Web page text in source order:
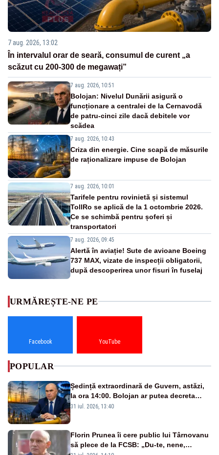
7 aug. 2026, 13:02
În intervalul orar de seară, consumul de curent „a
scăzut cu 200-300 de megawați”
7 aug. 2026, 10:51
Bolojan: Nivelul Dunării asigură o
funcționare a centralei de la Cernavodă
de patru-cinci zile dacă debitele vor
scădea
7 aug. 2026, 10:43
Criza din energie. Cine scapă de măsurile
de raționalizare impuse de Bolojan
7 aug. 2026, 10:01
Tarifele pentru rovinietă și sistemul
TollRo se aplică de la 1 octombrie 2026.
Ce se schimbă pentru șoferi și
transportatori
7 aug. 2026, 09:45
Alertă în aviație! Sute de avioane Boeing
737 MAX, vizate de inspecții obligatorii,
după descoperirea unor fisuri în fuselaj
URMĂREȘTE-NE PE
Facebook YouTube
POPULAR
Ședință extraordinară de Guvern, astăzi,
la ora 14:00. Bolojan ar putea decreta
stare de urgență energetică
31 iul. 2026, 13:40
Florin Prunea îi cere public lui Târnovanu
să plece de la FCSB: „Du-te, nene,